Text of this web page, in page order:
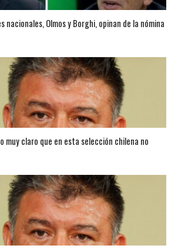
nacionales, Olmos y Borghi, opinan de la nómina
muy claro que en esta selección chilena no